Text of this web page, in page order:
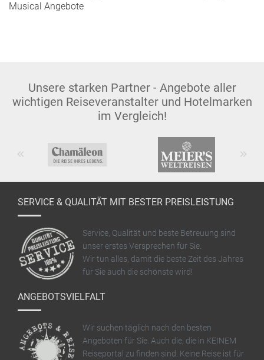
Musical Angebote
Unsere starken Partner - Angebote aller
wichtigen Reiseveranstalter und Hotelmarken
im Vergleich!
SERVICE & QUALITÄT MIT BESTER PREISLEISTUNG
Service, Qualität und beste Betreuung sind
unser erstes Versprechen für Sie.
Wir tun alles, damit die beste Zeit des Jahres
für Sie auch die schönste wird!
ANGEBOTSVIELFALT
Wir suchen täglich nach den besten
Angeboten für Sie. Auch die, die in KEINEM
Reiseportal zu finden sind. Keine Reise ist für